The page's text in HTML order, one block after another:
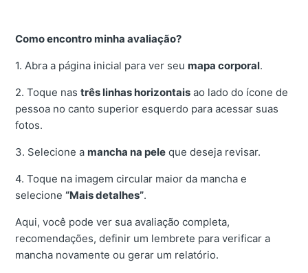
Como encontro minha avaliação?
1. Abra a página inicial para ver seu mapa corporal.
2. Toque nastrês linhas horizontais ao lado do ícone de
pessoa no canto superior esquerdo para acessar suas
fotos.
3. Selecione a mancha na pele que deseja revisar.
4. Toque na imagem circular maior da mancha e
selecione“Mais detalhes”.
Aqui, você pode ver sua avaliação completa,
recomendações, definir um lembrete para verificar a
mancha novamente ou gerar um relatório.